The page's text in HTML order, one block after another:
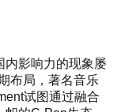
内影响力的现象屡
布局，著名音乐
试图通过融合